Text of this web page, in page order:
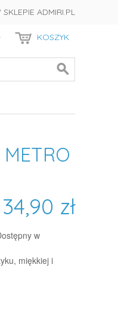
ADMIRI.PL
KOSZYK
34,90 zł
w
miękkiej i